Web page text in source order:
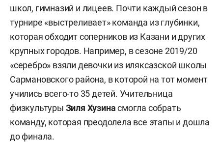
школ, гимназий и лицеев. Почти каждый сезон в
турнире «выстреливает» команда из глубинки,
которая обходит соперников из Казани и других
крупных городов. Например, в сезоне 2019/20
«серебро» взяли девочки из иляксазской школы
Сармановского района, в которой на тот момент
учились всего-то 35 детей. Учительница
физкультуры Зиля Хузинасмогла собрать
команду, которая преодолела все этапы и дошла
до финала.